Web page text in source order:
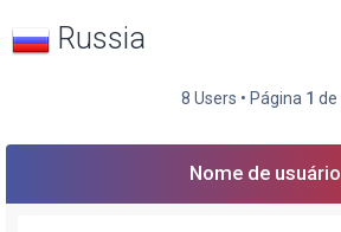
Russia
8 Users • Página 1 de
Nome de usuário